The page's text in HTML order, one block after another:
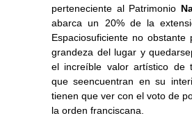
perteneciente al Patrimonio
abarca un 20% de la
Espaciosuficiente no obstante
grandeza del lugar y
el increíble valor artístico de
que seencuentran en su
tienen que ver con el voto de
la orden franciscana.